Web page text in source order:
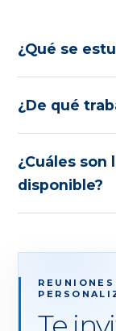
¿Qué se
¿De qué
¿Cuáles son
disponible?
REUNIONES